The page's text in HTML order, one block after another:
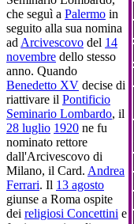
che seguì a Palermo in
seguito alla sua nomina
ad Arcivescovo del 14
novembre dello stesso
anno. Quando
Benedetto XV decise di
riattivare il Pontificio
Seminario Lombardo, il
28 luglio 1920 ne fu
nominato rettore
dall'Arcivescovo di
Milano, il Card. Andrea
Ferrari. Il 13 agosto
giunse a Roma ospite
dei religiosi Concettini e